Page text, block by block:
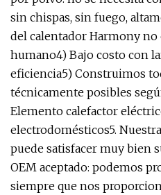
sin chispas, sin fuego,
del calentador Harmony no
humano4) Bajo costo con
eficiencia5) Construimos
técnicamente posibles
Elemento calefactor
electrodomésticos5.
puede satisfacer muy bien
OEM aceptado: podemos
siempre que nos